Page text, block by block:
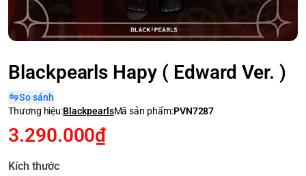
Blackpearls Hapy ( Edward Ver. )
So sánh
Thương hiệu:BlackpearlsMã sản phẩm:PVN7287
3.290.000₫
Kích thước